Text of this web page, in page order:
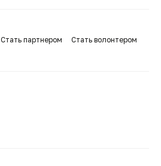
Стать партнером
Стать волонтером